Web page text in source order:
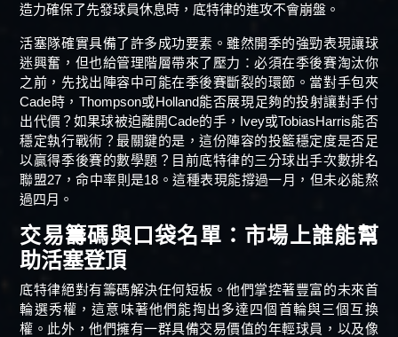
造力確保了先發球員休息時，底特律的進攻不會崩盤。
活塞隊確實具備了許多成功要素。雖然開季的強勁表現讓球
迷興奮，但也給管理階層帶來了壓力：必須在季後賽淘汰你
之前，先找出陣容中可能在季後賽斷裂的環節。當對手包夾
Cade時，Thompson或Holland能否展現足夠的投射讓對手付
出代價？如果球被迫離開Cade的手，Ivey或TobiasHarris能否
穩定執行戰術？最關鍵的是，這份陣容的投籃穩定度是否足
以贏得季後賽的數學題？目前底特律的三分球出手次數排名
聯盟27，命中率則是18。這種表現能撐過一月，但未必能熬
過四月。
交易籌碼與口袋名單：市場上誰能幫
助活塞登頂
底特律絕對有籌碼解決任何短板。他們掌控著豐富的未來首
輪選秀權，這意味著他們能掏出多達四個首輪與三個互換
權。此外，他們擁有一群具備交易價值的年輕球員，以及像